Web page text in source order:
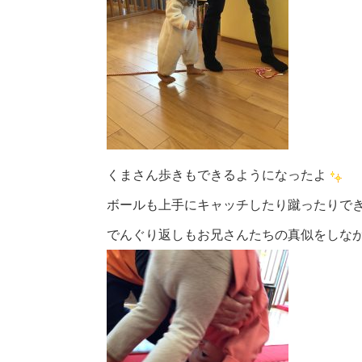
くまさん歩きもできるようになったよ
ボールも上手にキャッチしたり蹴ったりで
でんぐり返しもお兄さんたちの真似をしな